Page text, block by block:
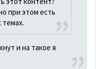
при этом есть
темах.
и на такое я